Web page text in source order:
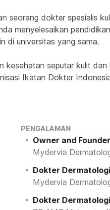
seorang dokter spesialis
menyelesaikan
di universitas yang sama.
kesehatan seputar kulit
Ikatan Dokter
PENGALAMAN
Owner and Founder
Mydervia
Dokter
Mydervia
Dokter